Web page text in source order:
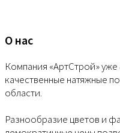
О нас
Компания «АртСтрой» уже
качественные натяжные
области.
Разнообразие цветов и